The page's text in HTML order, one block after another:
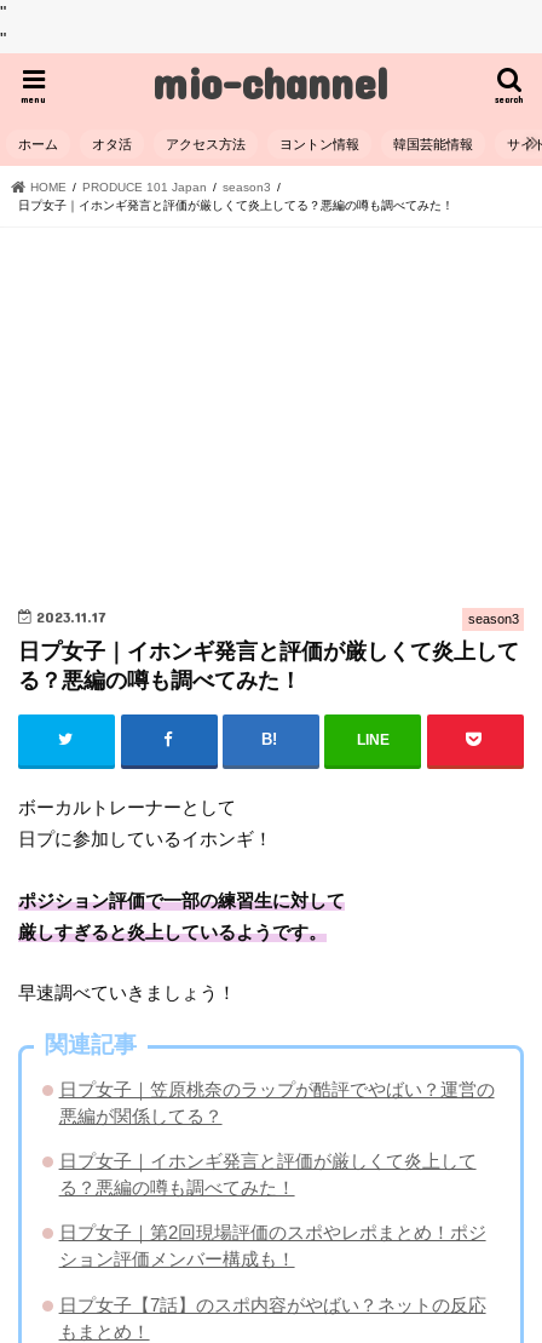
"
"
mio-channel search
menu
ホーム オタ活 アクセス方法 ヨントン情報 韓国芸能情報 サイ
HOME PRODUCE 101 Japan
season3
日プ女子｜イホンギ発言と評価が厳しくて炎上してる？悪編の噂も調べてみた！
season3
2023.11.17
日プ女子｜イホンギ発言と評価が厳しくて炎上して
る？悪編の噂も調べてみた！
LINE
ボーカルトレーナーとして
日プに参加しているイホンギ！
ポジション評価で一部の練習生に対して
厳しすぎると炎上しているようです。
早速調べていきましょう！
関連記事
日プ女子｜笠原桃奈のラップが酷評でやばい？運営の
悪編が関係してる？
日プ女子｜イホンギ発言と評価が厳しくて炎上して
る？悪編の噂も調べてみた！
日プ女子｜第2回現場評価のスポやレポまとめ！ポジ
ション評価メンバー構成も！
日プ女子【7話】のスポ内容がやばい？ネットの反応
もまとめ！